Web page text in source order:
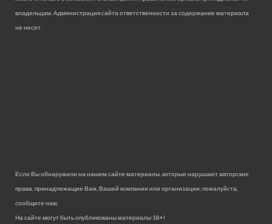
владельцам. Администрация сайта ответственности за содержание материала
не несет.
Если Вы обнаружили на нашем сайте материалы, которые нарушают авторские
права, принадлежащие Вам, Вашей компании или организации, пожалуйста,
сообщите нам.
На сайте могут быть опубликованы материалы 18+!